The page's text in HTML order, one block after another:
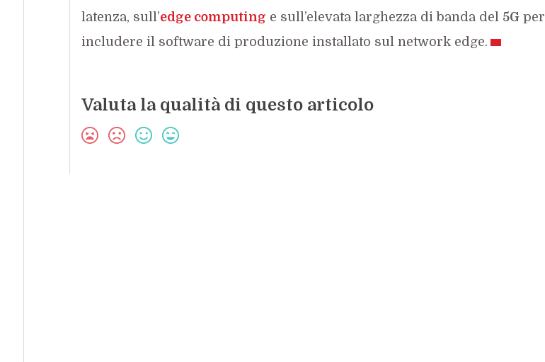
latenza, sull’edge computing e sull’elevata larghezza di banda del 5G per
includere il software di produzione installato sul network edge.
Valuta la qualità di questo articolo